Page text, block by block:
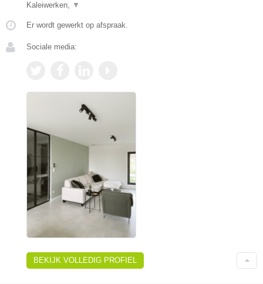
Kaleiwerken, ▼
Er wordt gewerkt op afspraak.
Sociale media:
BEKIJK VOLLEDIG PROFIEL